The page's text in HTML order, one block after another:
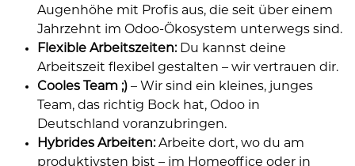
Augenhöhe mit Profis aus, die seit über einem
Jahrzehnt im Odoo-Ökosystem unterwegs sind.
Flexible Arbeitszeiten: Du kannst deine
Arbeitszeit flexibel gestalten – wir vertrauen dir.
Cooles Team ;) – Wir sind ein kleines, junges
Team, das richtig Bock hat, Odoo in
Deutschland voranzubringen.
Hybrides Arbeiten: Arbeite dort, wo du am
produktivsten bist – im Homeoffice oder in